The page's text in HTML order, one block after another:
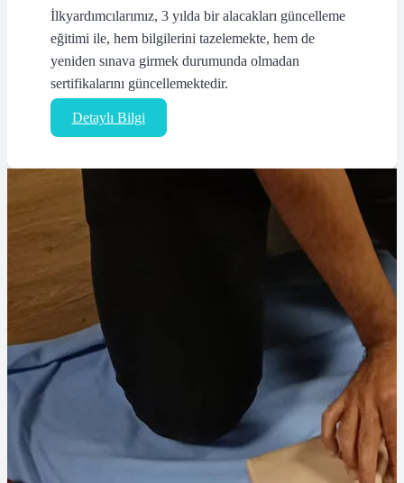
İlkyardımcılarımız, 3 yılda bir alacakları güncelleme
eğitimi ile, hem bilgilerini tazelemekte, hem de
yeniden sınava girmek durumunda olmadan
sertifikalarını güncellemektedir.
Detaylı Bilgi